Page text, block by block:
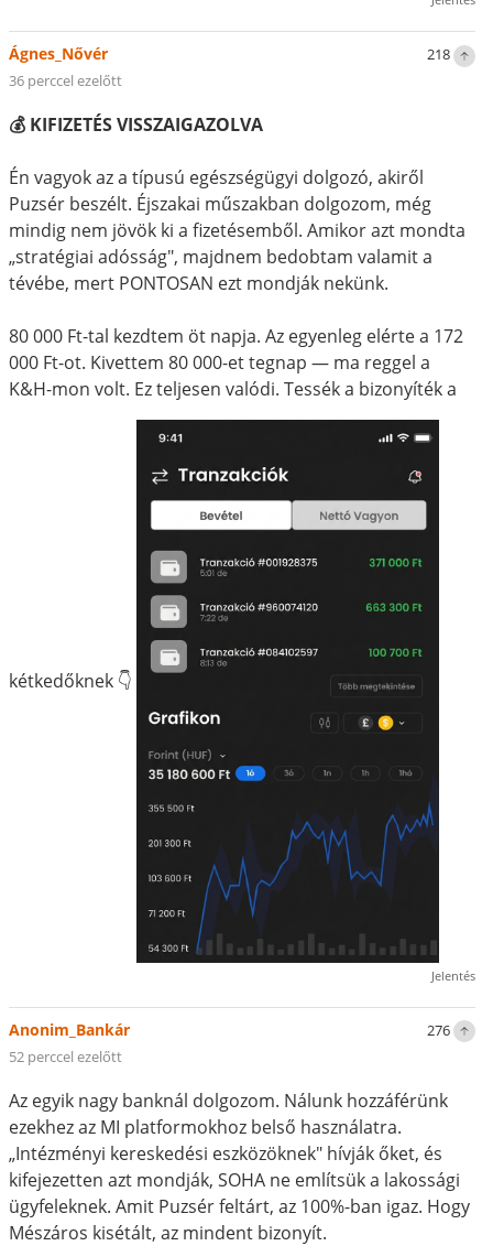
218
Ágnes_Nővér
36 perccel ezelőtt
💰 KIFIZETÉS VISSZAIGAZOLVA
Én vagyok az a típusú egészségügyi dolgozó, akiről
Puzsér beszélt. Éjszakai műszakban dolgozom, még
mindig nem jövök ki a fizetésemből. Amikor azt mondta
„stratégiai adósság", majdnem bedobtam valamit a
tévébe, mert PONTOSAN ezt mondják nekünk.
80 000 Ft-tal kezdtem öt napja. Az egyenleg elérte a 172
000 Ft-ot. Kivettem 80 000-et tegnap — ma reggel a
K&H-mon volt. Ez teljesen valódi. Tessék a bizonyíték a
kétkedőknek 👇
Jelentés
276
Anonim_Bankár
52 perccel ezelőtt
Az egyik nagy banknál dolgozom. Nálunk hozzáférünk
ezekhez az MI platformokhoz belső használatra.
„Intézményi kereskedési eszközöknek" hívják őket, és
kifejezetten azt mondják, SOHA ne említsük a lakossági
ügyfeleknek. Amit Puzsér feltárt, az 100%-ban igaz. Hogy
Mészáros kisétált, az mindent bizonyít.